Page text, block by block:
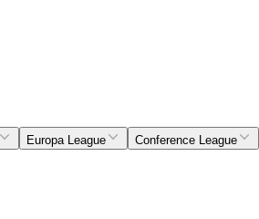
Europa League Conference League